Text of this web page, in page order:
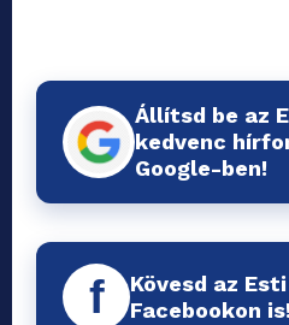
Állítsd be az
kedvenc
Google-ben!
f
Kövesd az
Facebookon is!